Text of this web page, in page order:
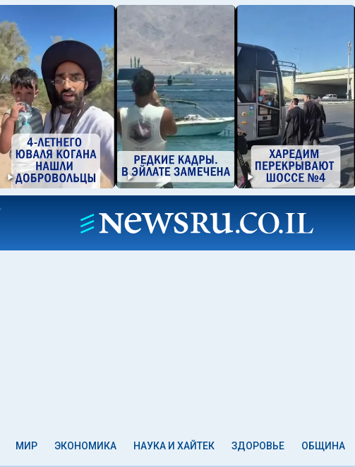
МИР ЭКОНОМИКА НАУКА И ХАЙТЕК ЗДОРОВЬЕ ОБЩИНА